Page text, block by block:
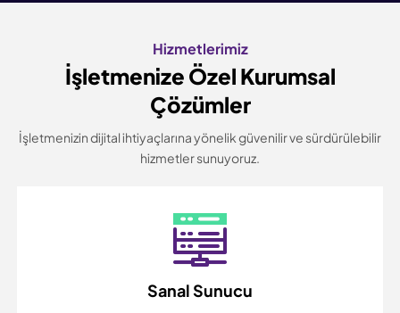
Hizmetlerimiz
İşletmenize Özel Kurumsal
Çözümler
İşletmenizin dijital ihtiyaçlarına yönelik güvenilir ve sürdürülebilir
hizmetler sunuyoruz.
Sanal Sunucu